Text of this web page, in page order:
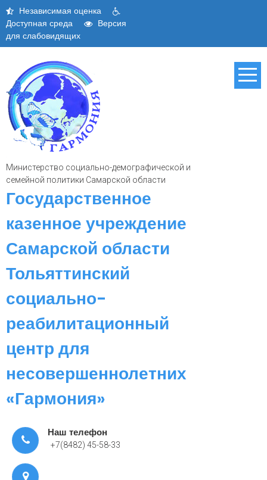
Skip
content
Независимая оценка
Доступная среда
Версия
для слабовидящих
Министерство социально-демографической и
семейной политики Самарской области
Государственное
казенное учреждение
Самарской области
Тольяттинский
социально-
реабилитационный
центр для
несовершеннолетних
«Гармония»
Наш телефон
+7(8482) 45-58-33